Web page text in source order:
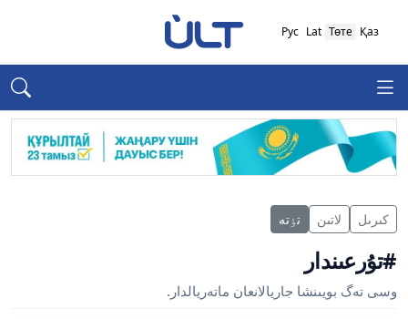
Қаз
Төте
Lat
Рус
كىرىل لاتىن تٶتە
#تۇرعىندار
وسى تەگ بويىنشا جاريالانعان ماتەريالدار.